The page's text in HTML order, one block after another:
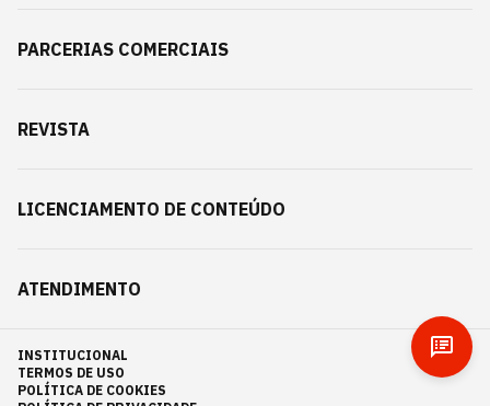
PARCERIAS COMERCIAIS
REVISTA
LICENCIAMENTO DE CONTEÚDO
ATENDIMENTO
INSTITUCIONAL
TERMOS DE USO
POLÍTICA DE COOKIES